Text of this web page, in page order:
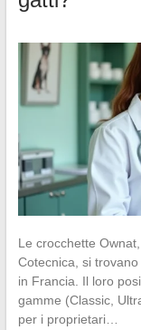
Le crocchette
Cotecnica, si
in Francia. Il loro
gamme (Classic,
per i proprietari…